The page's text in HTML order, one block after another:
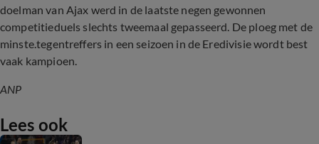
doelman van Ajax werd in de laatste negen gewonnen
competitieduels slechts tweemaal gepasseerd. De ploeg met de
minste.tegentreffers in een seizoen in de Eredivisie wordt best
vaak kampioen.
ANP
Lees ook